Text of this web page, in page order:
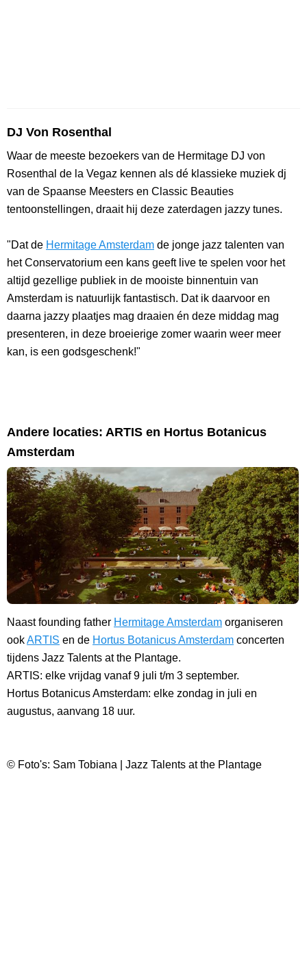
DJ Von Rosenthal
Waar de meeste bezoekers van de Hermitage DJ von
Rosenthal de la Vegaz kennen als dé klassieke muziek dj
van de Spaanse Meesters en Classic Beauties
tentoonstellingen, draait hij deze zaterdagen jazzy tunes.
"Dat de Hermitage Amsterdam de jonge jazz talenten van
het Conservatorium een kans geeft live te spelen voor het
altijd gezellige publiek in de mooiste binnentuin van
Amsterdam is natuurlijk fantastisch. Dat ik daarvoor en
daarna jazzy plaatjes mag draaien én deze middag mag
presenteren, in deze broeierige zomer waarin weer meer
kan, is een godsgeschenk!"
Andere locaties: ARTIS en Hortus Botanicus
Amsterdam
Naast founding father Hermitage Amsterdam organiseren
ookARTIS en de Hortus Botanicus Amsterdam concerten
tijdens Jazz Talents at the Plantage.
ARTIS: elke vrijdag vanaf 9 juli t/m 3 september.
Hortus Botanicus Amsterdam: elke zondag in juli en
augustus, aanvang 18 uur.
© Foto's: Sam Tobiana | Jazz Talents at the Plantage